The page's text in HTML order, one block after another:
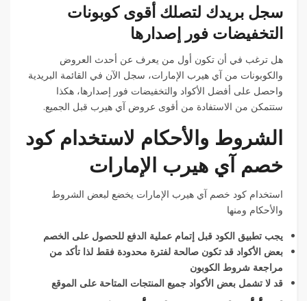
سجل بريدك لتصلك أقوى كوبونات
التخفيضات فور إصدارها
هل ترغب في أن تكون أول من يعرف عن أحدث العروض
والكوبونات من آي هيرب الإمارات، سجل الآن في القائمة البريدية
واحصل على أفضل الأكواد والتخفيضات فور إصدارها، هكذا
ستتمكن من الاستفادة من أقوى عروض آي هيرب قبل الجميع.
الشروط والأحكام لاستخدام كود
خصم آي هيرب الإمارات
استخدام كود خصم آي هيرب الإمارات يخضع لبعض الشروط
والأحكام ومنها
يجب تطبيق الكود قبل إتمام عملية الدفع للحصول على الخصم
بعض الأكواد قد تكون صالحة لفترة محدودة فقط لذا تأكد من
مراجعة شروط الكوبون
قد لا تشمل بعض الأكواد جميع المنتجات المتاحة على الموقع